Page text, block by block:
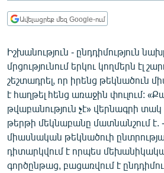
ԻՐԱՎՈՒՆՔ
ՏՆՏԵՍՈՒԹՅՈՒՆ
ՂԱՐԱԲԱՂ
ՊԱՏԵՐԱԶՄԻ 6 ՇԱԲԱԹՆԵՐԸ
ՏԱՐԱԾԱՇՐՋԱՆ
ՄԻՋԱԶԳԱՅԻՆ
ՄՇԱԿՈՒՅԹ
Ավելացրեք մեզ Google-ում
Իշխանություն - ընդդիմություն
մրցությունում երկու կողմերն էլ
շեշտադրել, որ իրենց թեկնածուն
է հաղթել հենց առաջին փուլում:
թվաբանություն չէ» վերնագրի
թերթի մեկնաբանը մատնանշում է.
միասնական թեկնածուի
դիտարկվում է որպես
գործընթաց, բացառվում է